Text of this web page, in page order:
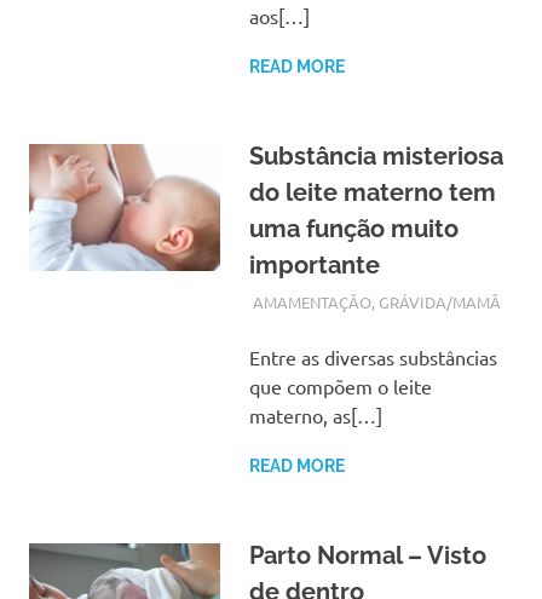
aos[…]
READ MORE
Substância misteriosa
do leite materno tem
uma função muito
importante
OUTUBRO 22, 2017
ADMIN
AMAMENTAÇÃO, GRÁVIDA/MAMÃ
Entre as diversas substâncias
que compõem o leite
materno, as[…]
READ MORE
Parto Normal – Visto
de dentro